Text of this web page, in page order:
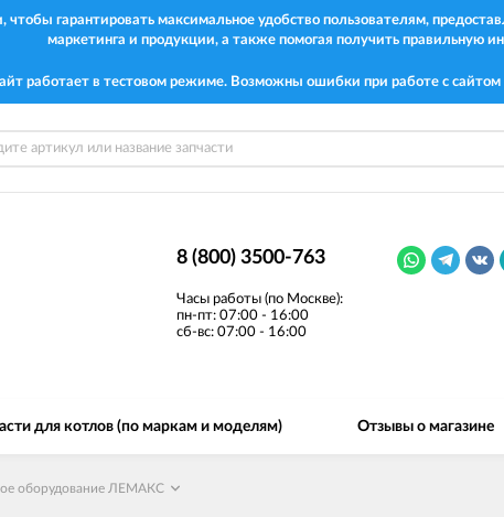
гарантировать максимальное удобство пользователям,
маркетинга и продукции, а также помогая получить правильную
работает в тестовом режиме. Возможны ошибки при работе с сайтом
8 (800) 3500-763
Часы работы (по Москве):
пн-пт: 07:00 - 16:00
сб-вс: 07:00 - 16:00
для котлов (по маркам и моделям) Отзывы о магазине
оборудование ЛЕМАКС